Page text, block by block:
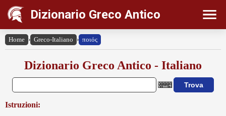
Dizionario Greco Antico
Home › Greco-Italiano › ποιός
Dizionario Greco Antico - Italiano
Istruzioni: